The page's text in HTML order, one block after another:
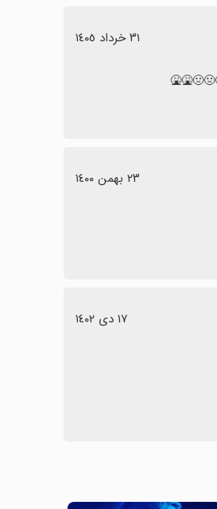
٣١ خرداد ١٤٠٥
٢٣ بهمن ١٤٠٠
١٧ دی ١٤٠٢